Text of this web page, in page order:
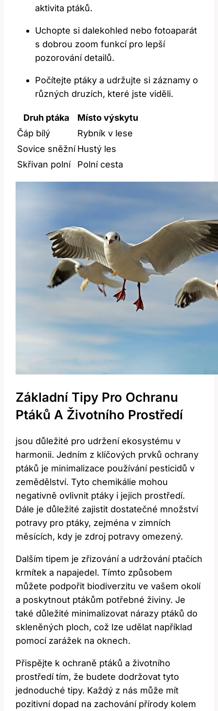
aktivita ptáků.
Uchopte si dalekohled nebo fotoaparát
s dobrou zoom funkcí pro lepší
pozorování detailů.
Počítejte ptáky a udržujte si záznamy o
různých druzích, které jste viděli.
Druh ptáka
Místo výskytu
Čáp bílý
Rybník v lese
Sovice sněžní Hustý les
Skřivan polní
Polní cesta
Základní Tipy Pro Ochranu
Ptáků A Životního Prostředí
jsou důležité pro udržení ekosystému v
harmonii. Jedním z klíčových prvků ochrany
ptáků je minimalizace používání pesticidů v
zemědělství. Tyto chemikálie mohou
negativně ovlivnit ptáky i jejich prostředí.
Dále je důležité zajistit dostatečné množství
potravy pro ptáky, zejména v zimních
měsících, kdy je zdroj potravy omezený.
Dalším tipem je zřizování a udržování ptačích
krmítek a napajedel. Tímto způsobem
můžete podpořit biodiverzitu ve vašem okolí
a poskytnout ptákům potřebné živiny. Je
také důležité minimalizovat nárazy ptáků do
skleněných ploch, což lze udělat například
pomocí zarážek na oknech.
Přispějte k ochraně ptáků a životního
prostředí tím, že budete dodržovat tyto
jednoduché tipy. Každý z nás může mít
pozitivní dopad na zachování přírody kolem